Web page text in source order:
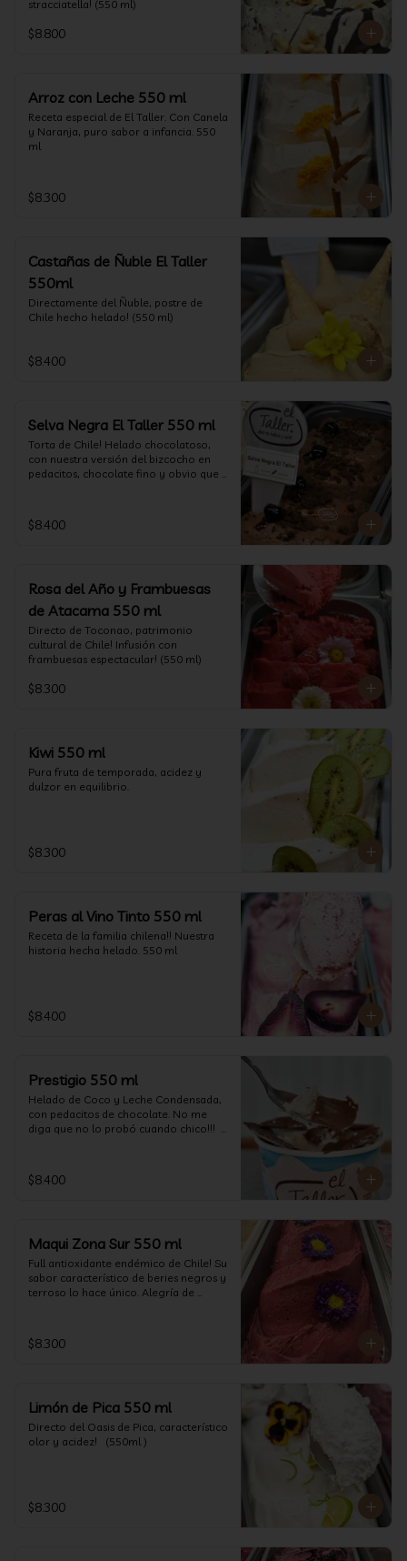
stracciatella! (550 ml)
$8.800
Arroz con Leche 550 ml
Receta especial de El Taller. Con Canela
y Naranja, puro sabor a infancia. 550
ml
$8.300
Castañas de Ñuble El Taller
550ml
Directamente del Ñuble, postre de
Chile hecho helado! (550 ml)
$8.400
Selva Negra El Taller 550 ml
Torta de Chile! Helado chocolatoso,
con nuestra versión del bizcocho en
pedacitos, chocolate fino y obvio que
$8.400
Rosa del Año y Frambuesas
de Atacama 550 ml
Directo de Toconao, patrimonio
cultural de Chile! Infusión con
frambuesas espectacular! (550 ml)
$8.300
Kiwi 550 ml
Pura fruta de temporada, acidez y
dulzor en equilibrio.
$8.300
Peras al Vino Tinto 550 ml
Receta de la familia chilena!! Nuestra
historia hecha helado. 550 ml
$8.400
Prestigio 550 ml
Helado de Coco y Leche Condensada,
con pedacitos de chocolate. No me
diga que no lo probó cuando chico!!!
$8.400
Maqui Zona Sur 550 ml
Full antioxidante endémico de Chile! Su
sabor característico de beries negros y
terroso lo hace único. Alegría de
$8.300
Limón de Pica 550 ml
Directo del Oasis de Pica, característico
olor y acidez!   (550ml )
$8.300